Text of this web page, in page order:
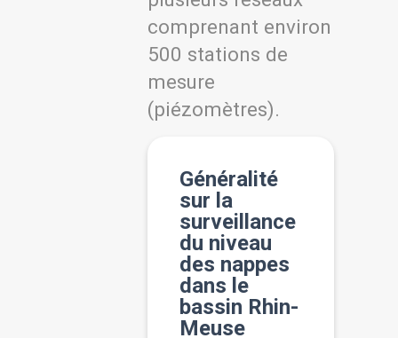
comprenant environ
500 stations de
mesure
(piézomètres).
Généralité
sur la
surveillance
du niveau
des nappes
dans le
bassin Rhin-
Meuse